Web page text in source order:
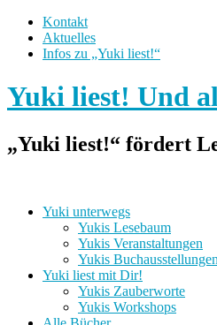
Kontakt
Aktuelles
Infos zu „Yuki liest!“
Yuki liest! Und
„Yuki liest!“ fördert
Yuki unterwegs
Yukis Lesebaum
Yukis Veranstaltungen
Yukis Buchausstellungen
Yuki liest mit Dir!
Yukis Zauberworte
Yukis Workshops